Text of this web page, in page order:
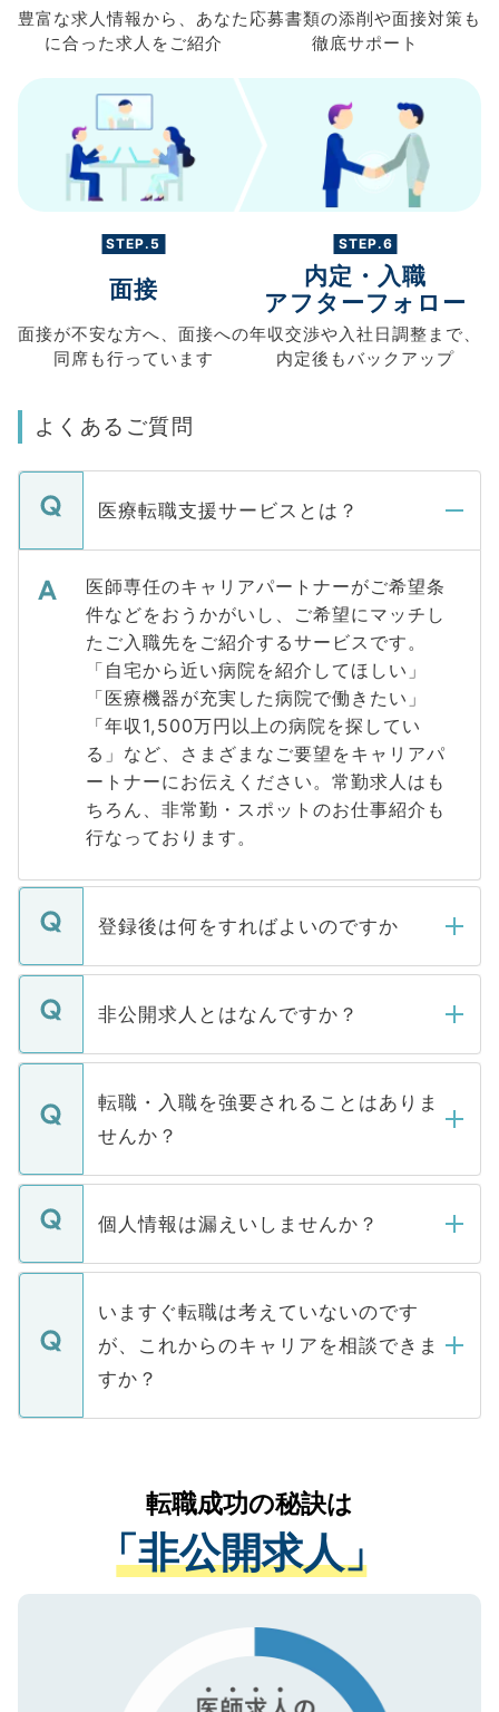
豊富な求人情報から、 あなた
に合った求人を ご紹介
応募書類の添削や面接対策も
徹底サポート
STEP.5
面接
面接が不安な方へ、 面接への
同席も行っています
STEP.6
内定・入職
アフターフォロー
年収交渉や入社日調整まで、
内定後もバックアップ
よくあるご質問
医療転職支援サービスとは？
医師専任のキャリアパートナーがご希望条
件などをおうかがいし、ご希望にマッチし
たご入職先をご紹介するサービスです。
「自宅から近い病院を紹介してほしい」
「医療機器が充実した病院で働きたい」
「年収1,500万円以上の病院を探してい
る」など、さまざまなご要望をキャリアパ
ートナーにお伝えください。常勤求人はも
ちろん、非常勤・スポットのお仕事紹介も
行なっております。
登録後は何をすればよいのですか
ご登録いただきましたら、弊社担当者がご
登録内容を確認し、その後メールもしくは
ます。通常、5営業日以内にはご連絡をせて
いただきますので、しばらくお待ちくださ
い。
非公開求人とはなんですか？
マイナビDOCTORで取り扱っている求人の
うち約3割は、Webサイトからご覧いただ
けない「非公開求人」です。非公開求人は
下記の理由によって、一般には公開してい
ません。
■応募殺到を避けるため 人気のある医療機
関を公にしてしまうと、応募が殺到する場
に、医療機関が求める条件に合った人材の
みを人材紹介会社に依頼するケースが増え
ています。
転職・入職を強要されることはありま
せんか？
転職・入職を強要することは一切ありませ
ん。また、仮に応募先から内定をいただい
定を承諾する必要はありません。内定先へ
の辞退の連絡はキャリアパートナーが行い
ますので、ご安心ください。
個人情報は漏えいしませんか？
個人情報が漏えいすることはありませんの
で、ご安心ください。当サイトからの登録
などで収集したご登録者様の個人情報は、
ご本人のキャリアアップおよび転職活動の
支援を目的に使用いたします。お預かりし
ているすべての個人データはご本人の許可
は、個人情報の取り扱いについての厳密な
管理基準を満たした事業者のみに付与され
る、プライバシーマークを取得済みです。
ご登録いただいた個人情報は、SSL（デー
で、機密保持に関してもご安心ください。
いますぐ転職は考えていないのです
が、これからのキャリアを相談できま
すか？
かがいして、現在の医療機関の状況や紹介
経験をまじえながら、適切なアドバイスを
させていただきます。すぐにご転職をされ
ない方には、長期的なサポートが可能です
ので、まずはご登録ください。
転職成功の秘訣は
「非公開求人」